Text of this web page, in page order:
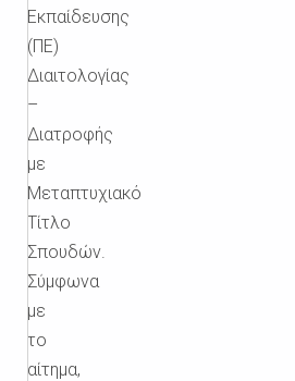
Εκπαίδευσης
(ΠΕ)
Διαιτολογίας
–
Διατροφής
με
Μεταπτυχιακό
Τίτλο
Σπουδών.
Σύμφωνα
με
το
αίτημα,